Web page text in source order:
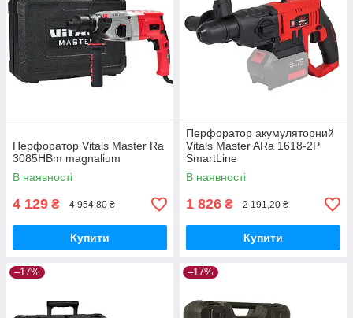
Перфоратор Vitals Master Ra
3085HBm magnalium
В наявності
4 129 ₴ 4 954,80 ₴
Купити
Перфоратор акумуляторний
Vitals Master ARa 1618-2P
SmartLine
В наявності
1 826 ₴ 2 191,20 ₴
Купити
–17% –17%